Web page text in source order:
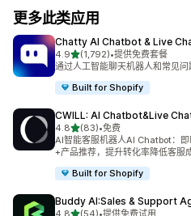
更多此类应用
Chatty AI Chatbot & Live
4.9星（满分 5 星）
(1,792)
总共 1792 条评论
•提供免费套餐
通过人工智能聊天机器人和常见
Built for Shopify
CWILL: AI Chatbot&Live
4.8星（满分 5 星）
(83)
总共 83 条评论
•免费
AI智能客服机器人AI Chatbot：
+产品推荐，提升转化率降低客服
Built for Shopify
Buddy AI:Sales & Support
星（满分 5 星）